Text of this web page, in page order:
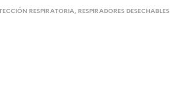
RESPIRATORIA, RESPIRADORES DESECHABLES